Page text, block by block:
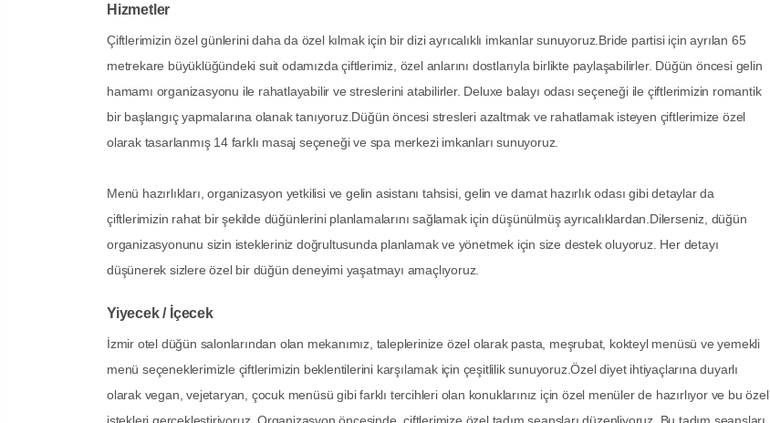
Hizmetler
Çiftlerimizin özel günlerini daha da özel kılmak için bir dizi ayrıcalıklı imkanlar sunuyoruz.Bride partisi için ayrılan 65
metrekare büyüklüğündeki suit odamızda çiftlerimiz, özel anlarını dostlarıyla birlikte paylaşabilirler. Düğün öncesi gelin
hamamı organizasyonu ile rahatlayabilir ve streslerini atabilirler. Deluxe balayı odası seçeneği ile çiftlerimizin romantik
bir başlangıç yapmalarına olanak tanıyoruz.Düğün öncesi stresleri azaltmak ve rahatlamak isteyen çiftlerimize özel
olarak tasarlanmış 14 farklı masaj seçeneği ve spa merkezi imkanları sunuyoruz.
Menü hazırlıkları, organizasyon yetkilisi ve gelin asistanı tahsisi, gelin ve damat hazırlık odası gibi detaylar da
çiftlerimizin rahat bir şekilde düğünlerini planlamalarını sağlamak için düşünülmüş ayrıcalıklardan.Dilerseniz, düğün
organizasyonunu sizin istekleriniz doğrultusunda planlamak ve yönetmek için size destek oluyoruz. Her detayı
düşünerek sizlere özel bir düğün deneyimi yaşatmayı amaçlıyoruz.
Yiyecek / İçecek
İzmir otel düğün salonlarından olan mekanımız, taleplerinize özel olarak pasta, meşrubat, kokteyl menüsü ve yemekli
menü seçeneklerimizle çiftlerimizin beklentilerini karşılamak için çeşitlilik sunuyoruz.Özel diyet ihtiyaçlarına duyarlı
olarak vegan, vejetaryan, çocuk menüsü gibi farklı tercihleri olan konuklarınız için özel menüler de hazırlıyor ve bu özel
istekleri gerçekleştiriyoruz. Organizasyon öncesinde, çiftlerimize özel tadım seansları düzenliyoruz. Bu tadım seansları,